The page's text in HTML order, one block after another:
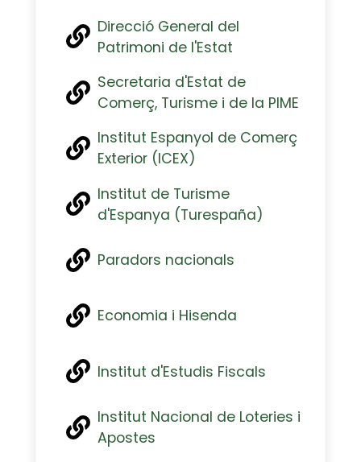
Direcció General del
Patrimoni de l'Estat
Secretaria d'Estat de
Comerç, Turisme i de la PIME
Institut Espanyol de Comerç
Exterior (ICEX)
Institut de Turisme
d'Espanya (Turespaña)
Paradors nacionals
Economia i Hisenda
Institut d'Estudis Fiscals
Institut Nacional de Loteries i
Apostes